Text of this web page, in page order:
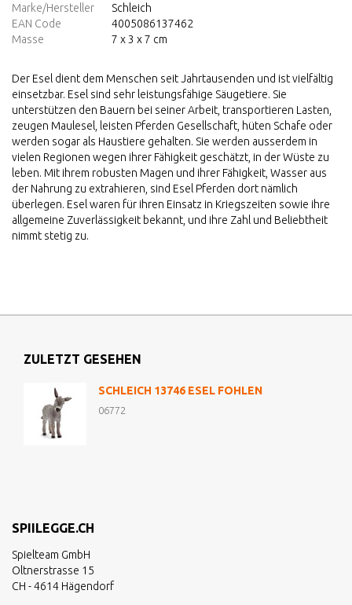
Marke/Hersteller
Schleich
EAN Code
4005086137462
Masse
7 x 3 x 7 cm
Der Esel dient dem Menschen seit Jahrtausenden und ist vielfältig
einsetzbar. Esel sind sehr leistungsfähige Säugetiere. Sie
unterstützen den Bauern bei seiner Arbeit, transportieren Lasten,
zeugen Maulesel, leisten Pferden Gesellschaft, hüten Schafe oder
werden sogar als Haustiere gehalten. Sie werden ausserdem in
vielen Regionen wegen ihrer Fähigkeit geschätzt, in der Wüste zu
leben. Mit ihrem robusten Magen und ihrer Fähigkeit, Wasser aus
der Nahrung zu extrahieren, sind Esel Pferden dort nämlich
überlegen. Esel waren für ihren Einsatz in Kriegszeiten sowie ihre
allgemeine Zuverlässigkeit bekannt, und ihre Zahl und Beliebtheit
nimmt stetig zu.
ZULETZT GESEHEN
SCHLEICH 13746 ESEL FOHLEN
06772
SPIILEGGE.CH
Spielteam GmbH
Oltnerstrasse 15
CH - 4614 Hägendorf